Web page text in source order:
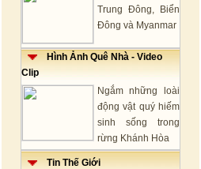
Trung Đông, Biển
Đông và Myanmar
Hình Ảnh Quê Nhà - Video
Clip
Ngắm những loài
động vật quý hiếm
sinh sống trong
rừng Khánh Hòa
Tin Thế Giới